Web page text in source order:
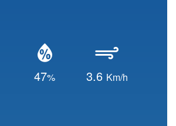
47% 3.6 Km/h